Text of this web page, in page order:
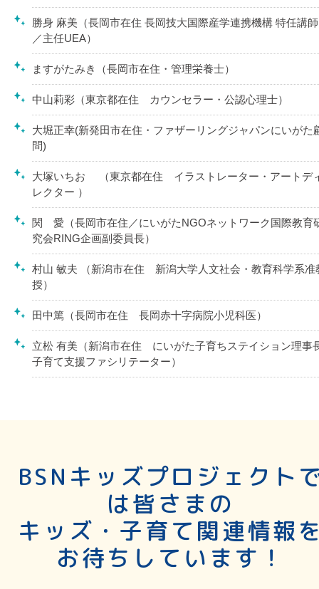
勝身 麻美（長岡市在住 長岡技大国際産学連携機構 特任講師
／主任UEA）
ますがたみき（長岡市在住・管理栄養士）
中山莉彩（東京都在住 カウンセラー・公認心理士）
大堀正幸(新発田市在住・ファザーリングジャパンにいがた
問)
大塚いちお （東京都在住 イラストレーター・アートデ
レクター ）
関 愛（長岡市在住／にいがたNGOネットワーク国際教育
究会RING企画副委員長）
村山 敏夫 （新潟市在住 新潟大学人文社会・教育科学系准
授）
田中篤（長岡市在住 長岡赤十字病院小児科医）
立松 有美（新潟市在住 にいがた子育ちステイション理事
子育て支援ファシリテーター）
BSNキッズプロジェクト
は皆さまの
キッズ・子育て関連情報
お待ちしています！